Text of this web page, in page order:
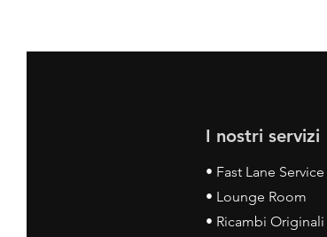
I nostri servizi
• Fast Lane Service
• Lounge Room
• Ricambi Originali